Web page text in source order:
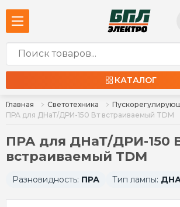
КАТАЛОГ
Главная Светотехника
ПРА для ДНаТ/ДРИ-150 Вт встраиваемый TDM
ПРА для ДНаТ/ДРИ-150
встраиваемый TDM
Разновидность: ПРА Тип лампы: